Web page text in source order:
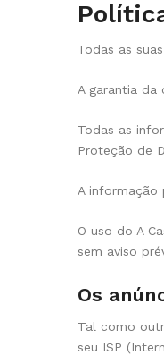
Todas as
A garantia
Todas as
Proteção de
A
O uso do A
sem aviso
Os
Tal como
seu ISP